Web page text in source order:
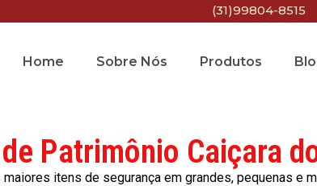
(31)99804-8515
Home Sobre Nós Produtos
Patrimônio Caiçara
itens de segurança em grandes, pequenas e